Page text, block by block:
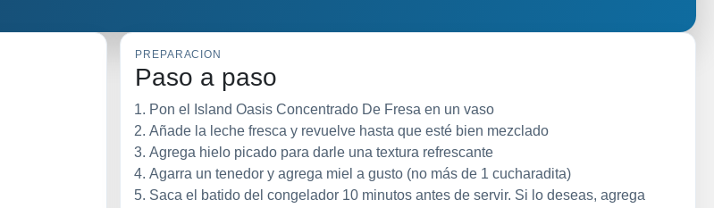
PREPARACION
Paso a paso
Pon el Island Oasis Concentrado De Fresa en un vaso
Añade la leche fresca y revuelve hasta que esté bien mezclado
Agrega hielo picado para darle una textura refrescante
Agarra un tenedor y agrega miel a gusto (no más de 1 cucharadita)
Saca el batido del congelador 10 minutos antes de servir. Si lo deseas, agrega